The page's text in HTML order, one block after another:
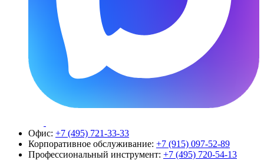
Офис: +7 (495) 721-33-33
Корпоративное обслуживание: +7 (915) 097-52-89
Профессиональный инструмент: +7 (495) 720-54-13